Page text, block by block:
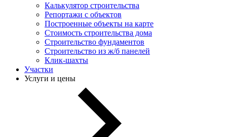
Калькулятор строительства
Репортажи с объектов
Построенные объекты на карте
Стоимость строительства дома
Строительство фундаментов
Строительство из ж/б панелей
Клик-шахты
Участки
Услуги и цены